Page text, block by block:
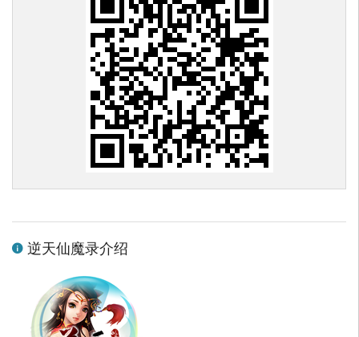
逆天仙魔录介绍